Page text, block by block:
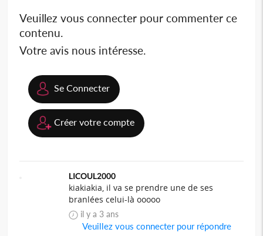
Veuillez vous connecter pour commenter ce
contenu.
Votre avis nous intéresse.
Se Connecter
Créer votre compte
LICOUL2000
kiakiakia, il va se prendre une de ses
branlées celui-là ooooo
il y a 3 ans
Veuillez vous connecter pour répondre